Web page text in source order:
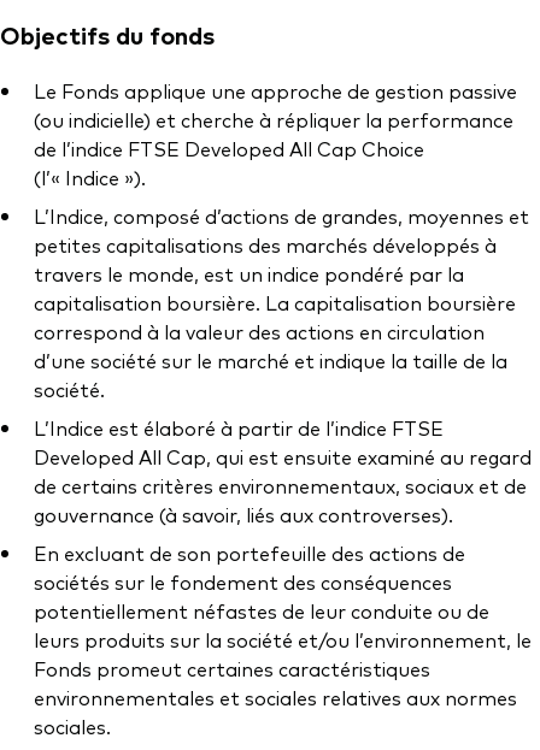
Investir avec Vanguard
Gérance des placements
Objectifs du fonds
Le Fonds applique une approche de gestion passive
(ou indicielle) et cherche à répliquer la performance
de l’indice FTSE Developed All Cap Choice
(l’« Indice »).
L’Indice, composé d’actions de grandes, moyennes et
petites capitalisations des marchés développés à
travers le monde, est un indice pondéré par la
capitalisation boursière. La capitalisation boursière
correspond à la valeur des actions en circulation
d’une société sur le marché et indique la taille de la
société.
L’Indice est élaboré à partir de l’indice FTSE
Developed All Cap, qui est ensuite examiné au regard
de certains critères environnementaux, sociaux et de
gouvernance (à savoir, liés aux controverses).
En excluant de son portefeuille des actions de
sociétés sur le fondement des conséquences
potentiellement néfastes de leur conduite ou de
leurs produits sur la société et/ou l’environnement, le
Fonds promeut certaines caractéristiques
environnementales et sociales relatives aux normes
sociales.